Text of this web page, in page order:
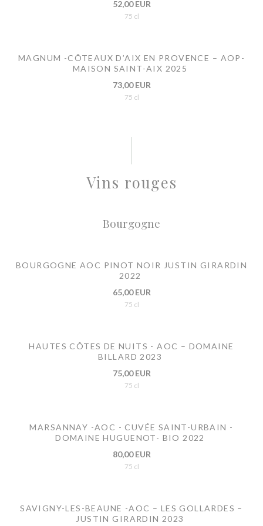
52,00 EUR
75 cl
MAGNUM -CÔTEAUX D’AIX EN PROVENCE – AOP-
MAISON SAINT-AIX 2025
73,00 EUR
75 cl
Vins rouges
Bourgogne
BOURGOGNE AOC PINOT NOIR JUSTIN GIRARDIN
2022
65,00 EUR
75 cl
HAUTES CÔTES DE NUITS - AOC – DOMAINE
BILLARD 2023
75,00 EUR
75 cl
MARSANNAY -AOC - CUVÉE SAINT-URBAIN -
DOMAINE HUGUENOT- BIO 2022
80,00 EUR
75 cl
SAVIGNY-LES-BEAUNE -AOC – LES GOLLARDES –
JUSTIN GIRARDIN 2023